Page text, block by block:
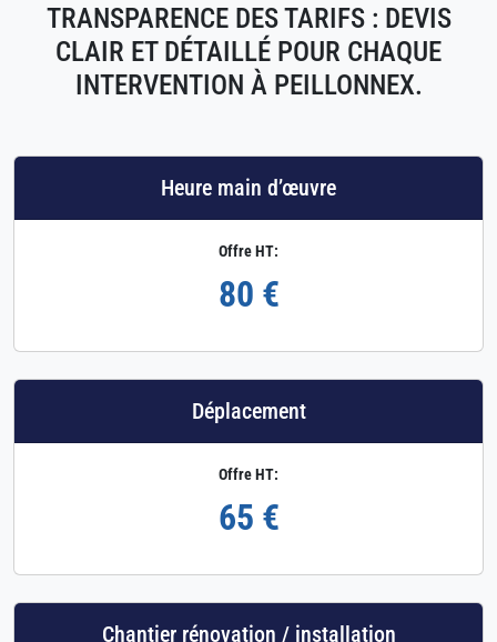
TRANSPARENCE DES TARIFS : DEVIS
CLAIR ET DÉTAILLÉ POUR CHAQUE
INTERVENTION À PEILLONNEX.
Heure main d’œuvre
Offre HT:
80 €
Déplacement
Offre HT:
65 €
Chantier rénovation / installation